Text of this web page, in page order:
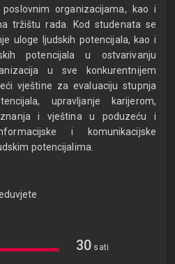
organizacijama, kao i
tržištu rada. Kod studenata se
uloge ljudskih potencijala, kao i
potencijala u ostvarivanju
u sve konkurentnijem
vještine za evaluaciju stupnja
upravljanje karijerom,
i vještina u poduzeću i
i komunikacijske
potencijalima.
30 sati